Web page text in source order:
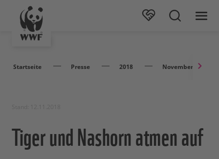
Startseite Presse 2018 November
Tiger und Nashorn atmen auf